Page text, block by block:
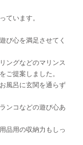
ています。
び心を満足させてく
ングなどのマリンス
ご提案しました。
風呂に玄関を通らず
ンコなどの遊び心あ
品用の収納力もしっ